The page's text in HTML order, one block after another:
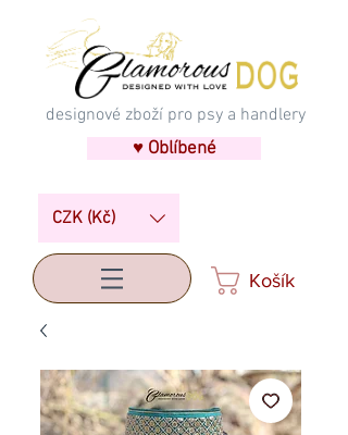
designové zboží pro psy a handlery
♥ Oblíbené
CZK (Kč)
Košík